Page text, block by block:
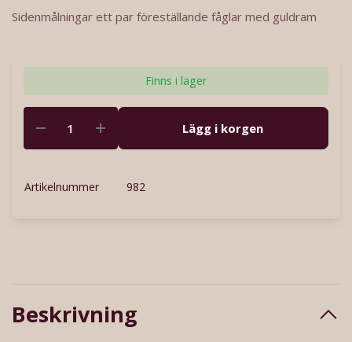
Sidenmålningar ett par föreställande fåglar med guldram
Finns i lager
Lägg i korgen
Artikelnummer 982
Beskrivning